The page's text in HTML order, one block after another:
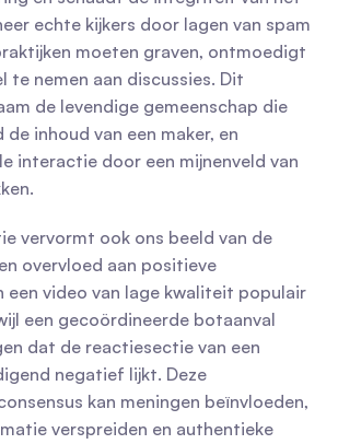
echte kijkers door lagen van spam
moeten graven, ontmoedigt
te nemen aan discussies. Dit
de levendige gemeenschap die
inhoud van een maker, en
interactie door een mijnenveld van
vervormt ook ons ​​beeld van de
overvloed aan positieve
een video van lage kwaliteit populair
een gecoördineerde botaanval
dat de reactiesectie van een
negatief lijkt. Deze
kan meningen beïnvloeden,
verspreiden en authentieke